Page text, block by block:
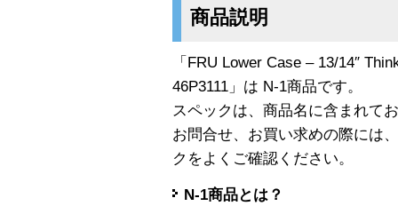
商品説明
「FRU Lower Case – 13/14″
46P3111」は N-1商品です。
スペックは、商品名に含まれて
お問合せ、お買い求めの際には
クをよくご確認ください。
N-1商品とは？